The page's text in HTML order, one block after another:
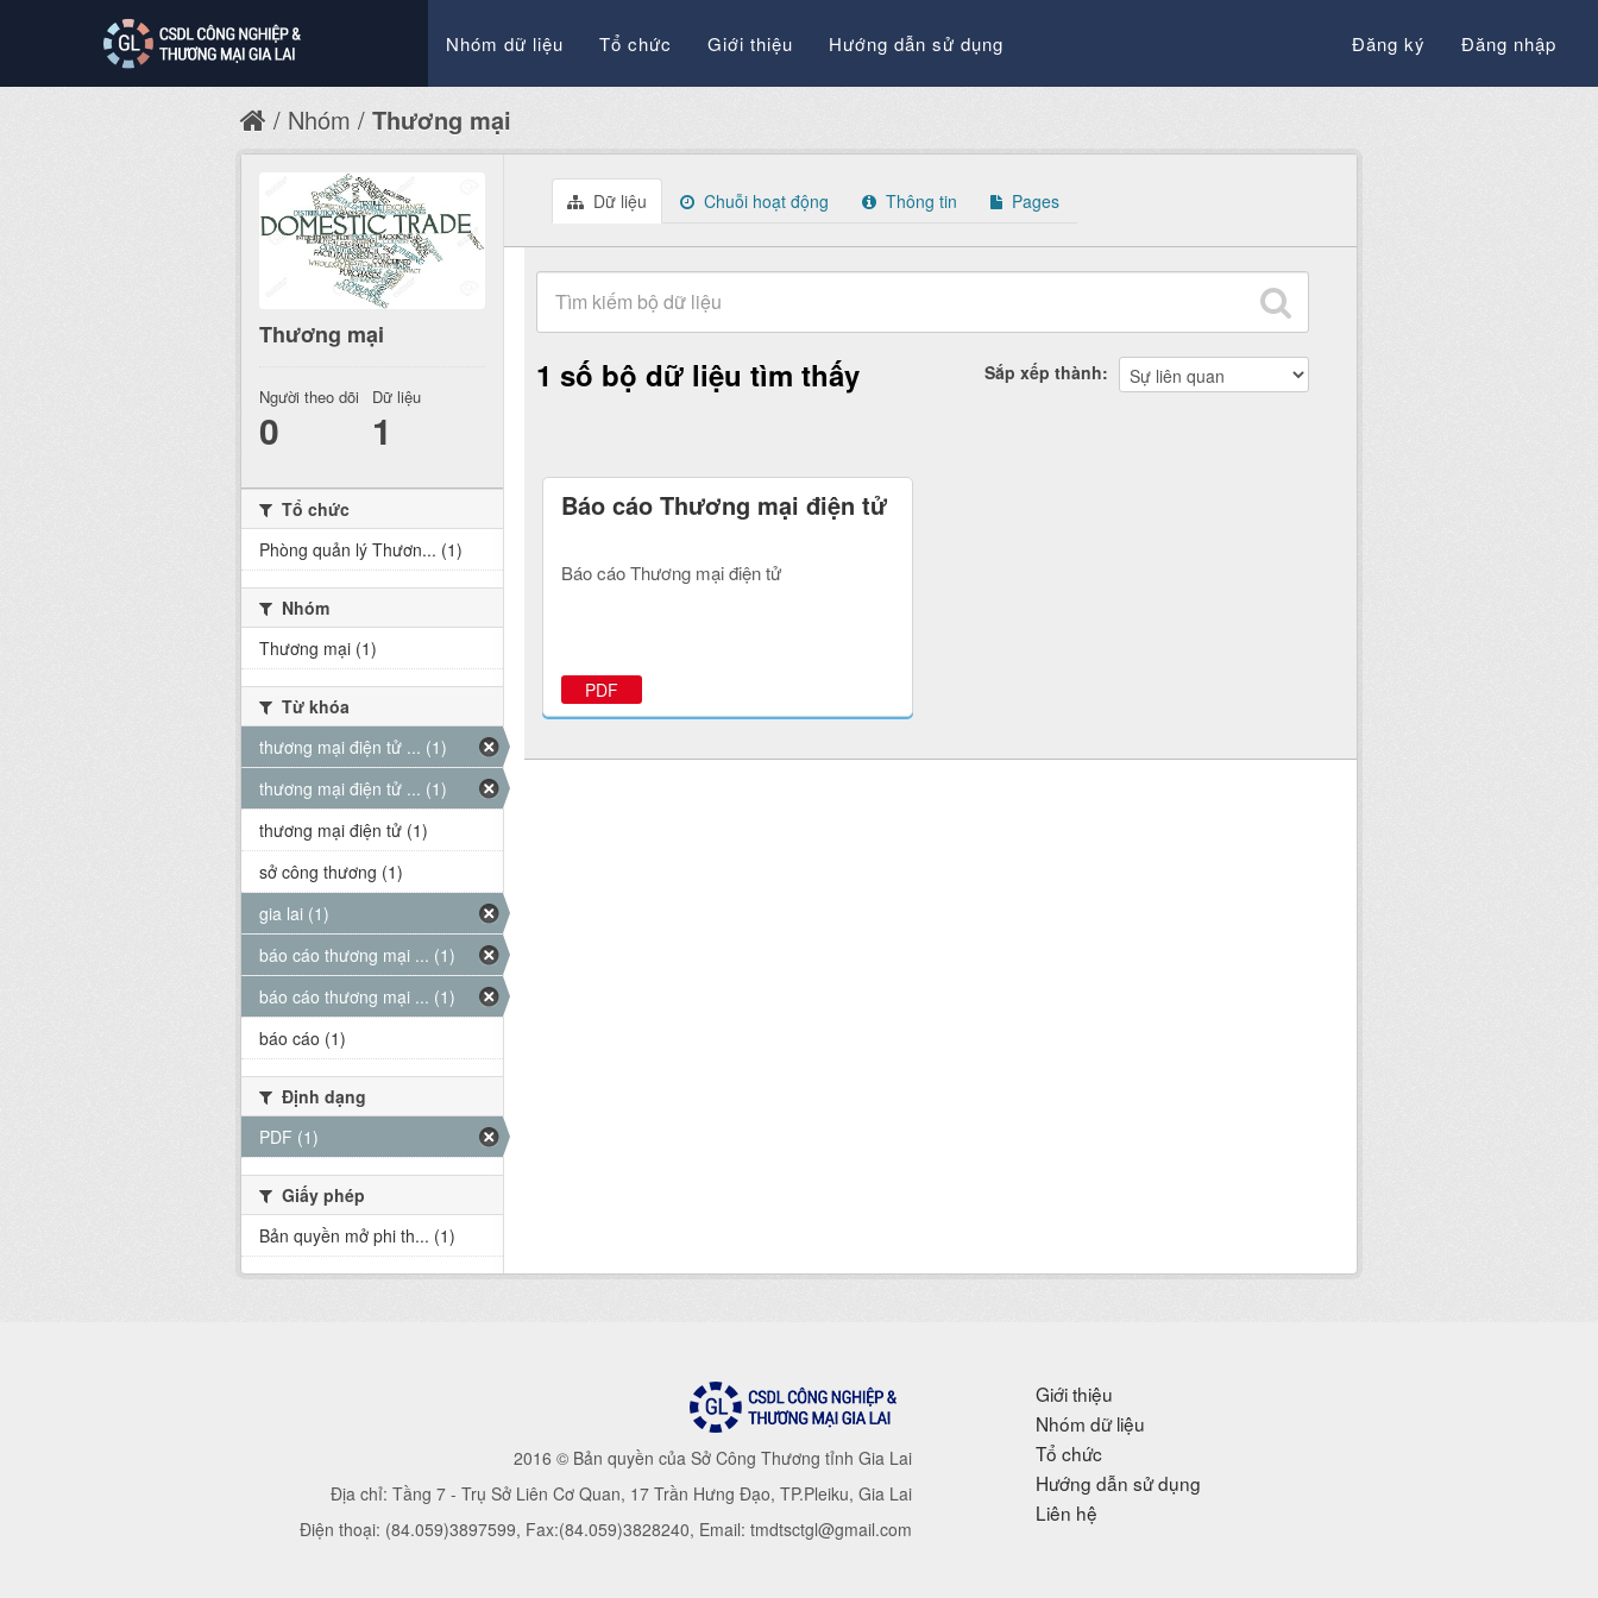
Nhóm dữ liệu Tổ chức Giới thiệu Hướng dẫn sử dụng Đăng ký Đăng nhập
Nhóm Thương mại
Dữ liệu Chuỗi hoạt động Thông tin Pages
Sắp xếp thành
1 số bộ dữ liệu tìm thấy
Báo cáo Thương mại điện tử
Báo cáo Thương mại điện tử
PDF
Thương mại
Người theo dõi
0
Dữ liệu
1
Tổ chức
Phòng quản lý Thươn... (1)
Nhóm
Thương mại (1)
Từ khóa
thương mại điện tử ... (1)
thương mại điện tử ... (1)
thương mại điện tử (1)
sở công thương (1)
gia lai (1)
báo cáo thương mại ... (1)
báo cáo thương mại ... (1)
báo cáo (1)
Định dạng
PDF (1)
Giấy phép
Bản quyền mở phi th... (1)
2016 © Bản quyền của Sở Công Thương tỉnh Gia Lai
Địa chỉ: Tầng 7 - Trụ Sở Liên Cơ Quan, 17 Trần Hưng Đạo, TP.Pleiku, Gia Lai
Điện thoại: (84.059)3897599, Fax:(84.059)3828240, Email: tmdtsctgl@gmail.com
Giới thiệu
Nhóm dữ liệu
Tổ chức
Hướng dẫn sử dụng
Liên hệ